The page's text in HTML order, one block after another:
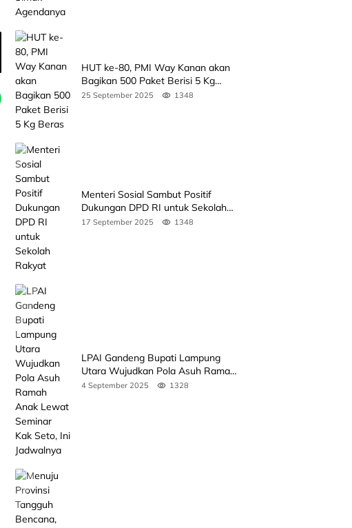
HUT ke-80, PMI Way Kanan akan
Bagikan 500 Paket Berisi 5 Kg
Beras
25 September 2025 1348
Menteri Sosial Sambut Positif
Dukungan DPD RI untuk Sekolah
Rakyat
17 September 2025 1348
LPAI Gandeng Bupati Lampung
Utara Wujudkan Pola Asuh Ramah
Anak Lewat Seminar Kak Seto, Ini
4 September 2025 1328